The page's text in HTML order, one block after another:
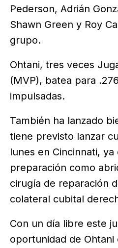
Pederson, Adrián
Shawn Green y Roy
grupo.
Ohtani, tres veces
(MVP), batea para
impulsadas.
También ha lanzado
tiene previsto lanzar
lunes en Cincinnati,
preparación como
cirugía de reparación
colateral cubital
Con un día libre este
oportunidad de